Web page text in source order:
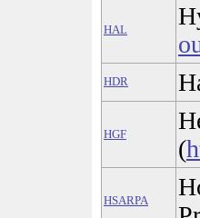
HAL
HDR
HGF
(
HSARPA